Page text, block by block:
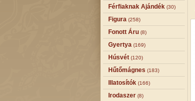
Férfiaknak Ajándék (30)
Figura (258)
Fonott Áru (8)
Gyertya (169)
Húsvét (120)
Hűtőmágnes (183)
Illatosítók (166)
Irodaszer (8)